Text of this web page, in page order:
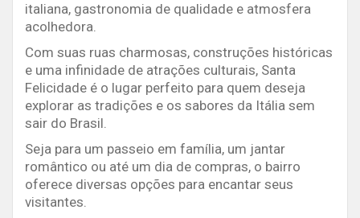
italiana, gastronomia de qualidade e atmosfera
acolhedora.
Com suas ruas charmosas, construções históricas
e uma infinidade de atrações culturais, Santa
Felicidade é o lugar perfeito para quem deseja
explorar as tradições e os sabores da Itália sem
sair do Brasil.
Seja para um passeio em família, um jantar
romântico ou até um dia de compras, o bairro
oferece diversas opções para encantar seus
visitantes.